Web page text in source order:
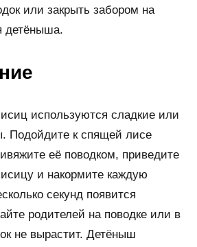
или закрыть забором на
детёныша.
используются сладкие или
Подойдите к спящей лисе
её поводком, приведите
и накормите каждую
секунд появится
родителей на поводке или в
не вырастит. Детёныш